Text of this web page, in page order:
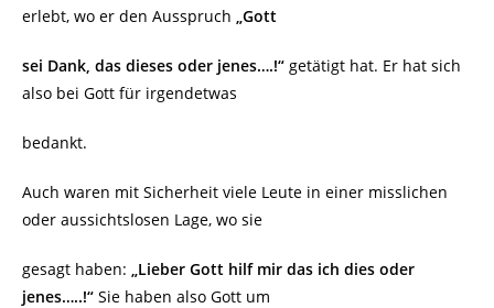
erlebt, wo er den Ausspruch „Gott
sei Dank, das dieses oder jenes….!“ getätigt hat. Er hat sich
also bei Gott für irgendetwas
bedankt.
Auch waren mit Sicherheit viele Leute in einer misslichen
oder aussichtslosen Lage, wo sie
gesagt haben:
„Lieber Gott hilf mir das ich dies oder
jenes…..!“ Sie haben also Gott um